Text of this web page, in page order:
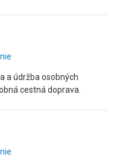
a údržba osobných
cestná doprava.